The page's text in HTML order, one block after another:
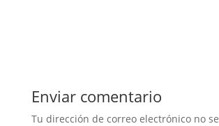
Enviar comentario
Tu dirección de correo electrónico no